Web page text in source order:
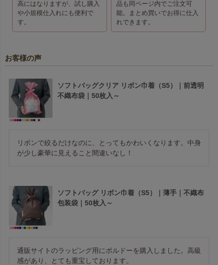
高にはなりますが、試し購入
や小規模仕入れにも便利で
す。
品も同ページ内でご注文可
能。まとめ買いでお得に仕入
れできます。
お客様の声
ソフトバッグクリア リボン巾着（S5）｜前透明
不織布袋｜50枚入～
リボンで絞るだけなのに、とってもかわいくなります。中身
が少し豪華に見えること間違いなし！
ソフトバッグ リボン巾着（S5）｜薄手｜不織布
包装袋｜50枚入～
通販サイトのラッピング用にボルドーを購入しました。高級
感があり、とても重宝しております。